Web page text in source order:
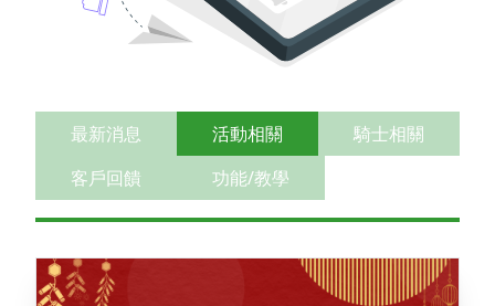
最新消息 活動相關
騎士相關
客戶回饋
功能/教學